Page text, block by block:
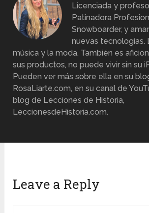
Licenciada y
Patinadora
Snowboarder, y
nuevas tecnologías.
música y la moda. También es
sus productos, no puede vivir sin su
Pueden ver más sobre ella en su
RosaLiarte.com, en su canal de
blog de Lecciones de Historia,
LeccionesdeHistoria.com.
Leave a Reply